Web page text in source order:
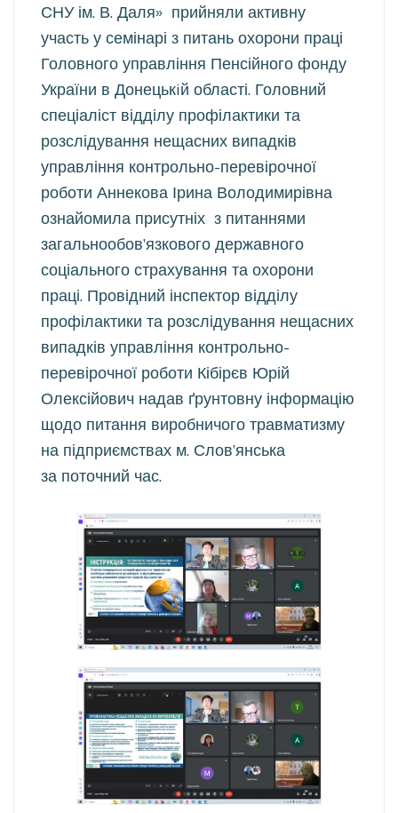
СНУ ім. В. Даля» прийняли активну
участь у семінарі з питань охорони праці
Головного управління Пенсійного фонду
України в Донецькiй області. Головний
спеціаліст відділу профілактики та
розслідування нещасних випадків
управління контрольно-перевірочної
роботи Аннекова Ірина Володимирівна
ознайомила присутніх з питаннями
загальнообов’язкового державного
соціального страхування та охорони
праці. Провідний інспектор відділу
профілактики та розслідування нещасних
випадків управління контрольно-
перевірочної роботи Кібірєв Юрій
Олексійович надав ґрунтовну інформацію
щодо питання виробничого травматизму
на підприємствах м. Слов’янська
за поточний час.